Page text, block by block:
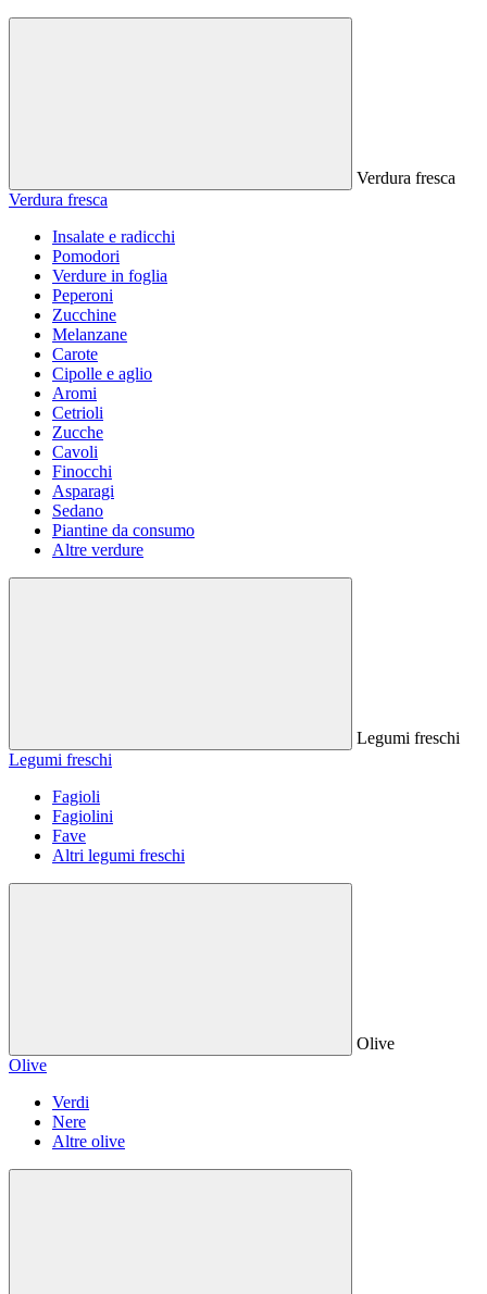
Verdura fresca
Verdura fresca
Insalate e radicchi
Pomodori
Verdure in foglia
Peperoni
Zucchine
Melanzane
Carote
Cipolle e aglio
Aromi
Cetrioli
Zucche
Cavoli
Finocchi
Asparagi
Sedano
Piantine da consumo
Altre verdure
Legumi freschi
Legumi freschi
Fagioli
Fagiolini
Fave
Altri legumi freschi
Olive
Olive
Verdi
Nere
Altre olive